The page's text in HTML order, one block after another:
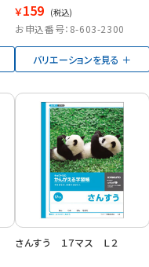
￥159 (税込)
お申込番号：8-603-2300
バリエーションを見る
さんすう １７マス Ｌ２